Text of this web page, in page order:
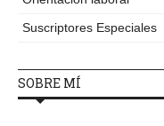
Suscriptores Especiales
SOBRE MÍ